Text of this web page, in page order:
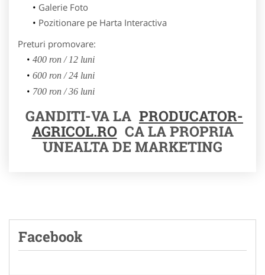
Galerie Foto
Pozitionare pe Harta Interactiva
Preturi promovare:
400 ron / 12 luni
600 ron / 24 luni
700 ron / 36 luni
GANDITI-VA LA PRODUCATOR-
AGRICOL.RO CA LA PROPRIA
UNEALTA DE MARKETING
Facebook